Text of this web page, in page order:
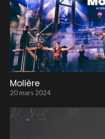
Molière
20 mars 2024